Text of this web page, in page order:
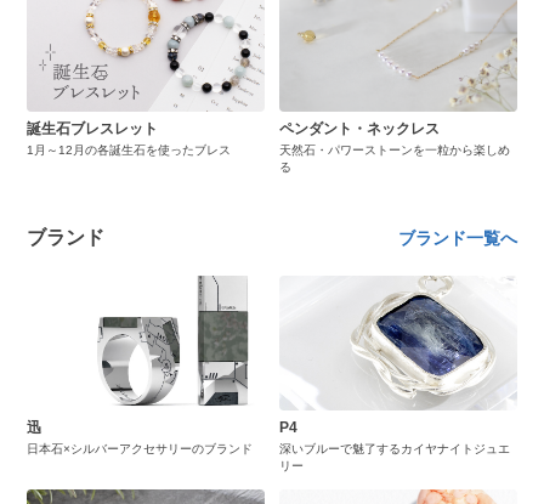
誕生石ブレスレット
1月～12月の各誕生石を使ったブレス
ペンダント・ネックレス
天然石・パワーストーンを一粒から楽しめ
る
ブランド ブランド一覧へ
迅
日本石×シルバーアクセサリーのブランド
P4
深いブルーで魅了するカイヤナイトジュエ
リー